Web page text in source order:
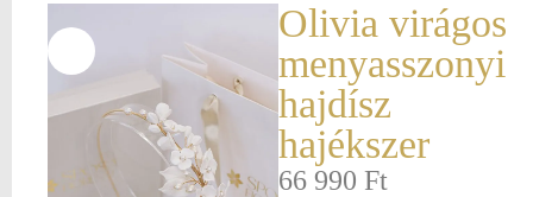
Olivia virágos
menyasszonyi
hajdísz
hajékszer
66 990 Ft